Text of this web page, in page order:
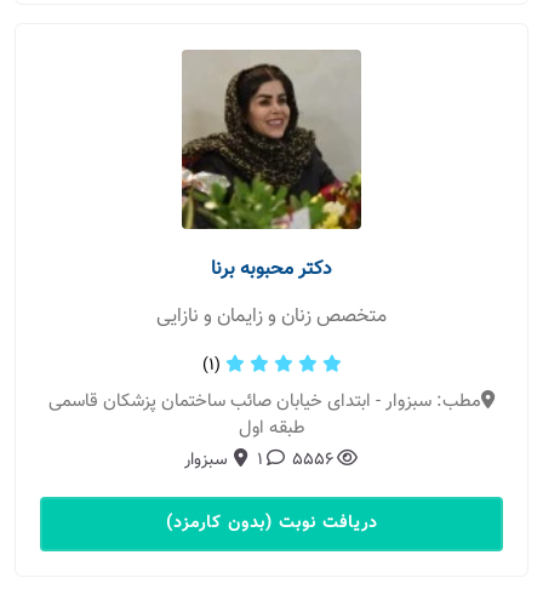
دکتر محبوبه برنا
متخصص زنان و زایمان و نازایی
(1)
مطب: سبزوار - ابتدای خیابان صائب ساختمان پزشکان قاسمی
طبقه اول
5556
1 سبزوار
دریافت نوبت (بدون کارمزد)